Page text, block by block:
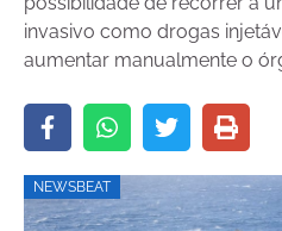
invasivo como drogas
aumentar manualmente o
NEWSBEAT